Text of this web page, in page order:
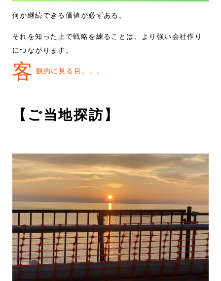
何か継続できる価値が必ずある。
それを知った上で戦略を練ることは、より強い会社作り
につながります。
客 観的に見る目。。。
【ご当地探訪】